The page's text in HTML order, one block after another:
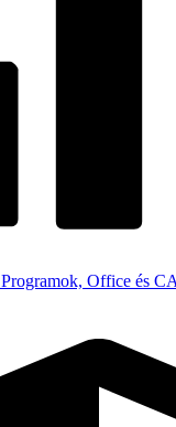
Programok, Office és